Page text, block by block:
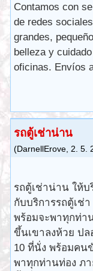
Contamos con
de redes
grandes,
belleza y
oficinas. Envíos
รถตู้เช่าน่าน
(DarnellErove 2. 5.
รถตู้เช่าน่าน ให้
กับบริการรถตู้เช่
พร้อมจะพาทุกท่า
ขึ้นเขาลงห้วย ปล
10 ที่นั่ง พร้อมคน
พาทุกท่านท่อง ภ